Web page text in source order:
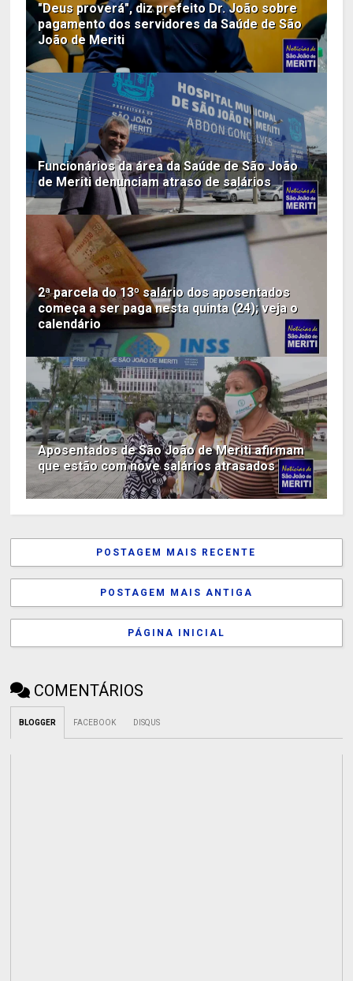
"Deus proverá", diz prefeito Dr. João sobre
pagamento dos servidores da Saúde de São
João de Meriti
Funcionários da área da Saúde de São João
de Meriti denunciam atraso de salários
2ª parcela do 13º salário dos aposentados
começa a ser paga nesta quinta (24); veja o
calendário
Aposentados de São João de Meriti afirmam
que estão com nove salários atrasados
POSTAGEM MAIS RECENTE
POSTAGEM MAIS ANTIGA
PÁGINA INICIAL
COMENTÁRIOS
BLOGGER FACEBOOK DISQUS